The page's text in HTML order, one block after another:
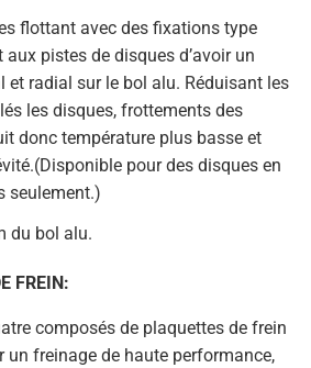
flottant avec des fixations type
aux pistes de disques d’avoir un
et radial sur le bol alu. Réduisant les
les disques, frottements des
donc température plus basse et
pour des disques en
seulement.)
du bol alu.
FREIN:
composés de plaquettes de frein
un freinage de haute performance,